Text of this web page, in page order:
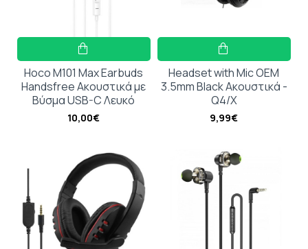
Hoco M101 Max Earbuds
Handsfree Ακουστικά με
Βύσμα USB-C Λευκό
10,00€
Headset with Mic OEM
3.5mm Black Ακουστικά -
Q4/X
9,99€